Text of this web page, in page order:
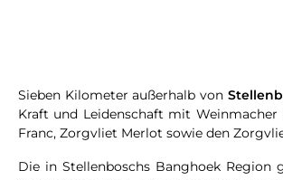
Sieben Kilometer außerhalb von
Kraft und Leidenschaft mit
Franc, Zorgvliet Merlot sowie den
Die in Stellenboschs Banghoek